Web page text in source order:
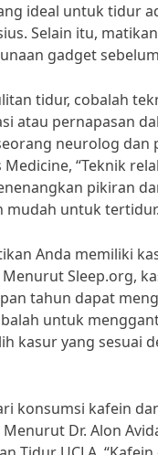
ideal untuk tidur
Selain itu,
gadget
tidur, cobalah
atau pernapasan
neurolog
Medicine, “Teknik
pikiran
mudah untuk
Anda memiliki
Sleep.org,
tahun dapat
untuk
kasur yang sesuai
konsumsi kafein
Dr. Alon